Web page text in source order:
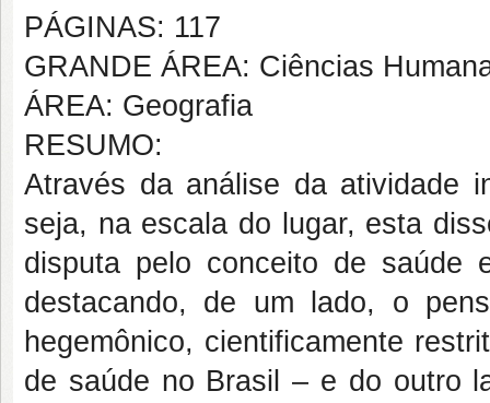
PÁGINAS: 117
GRANDE ÁREA: Ciências
ÁREA: Geografia
RESUMO:
Através da análise da atividade
seja, na escala do lugar, esta
disputa pelo conceito de saúde
destacando, de um lado, o
hegemônico, cientificamente
de saúde no Brasil – e do outro